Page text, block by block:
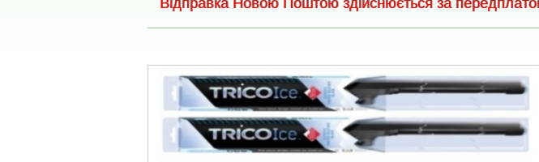
Відправка Новою Поштою здійснюється за